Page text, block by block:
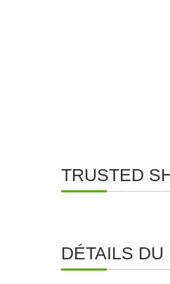
TRUSTED
DÉTAILS DU